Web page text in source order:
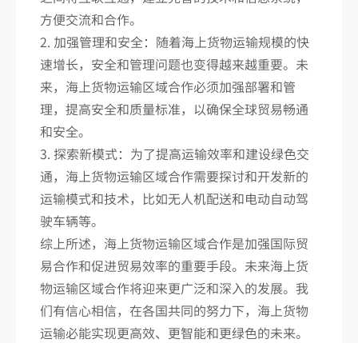
方便交流和合作。
2. 加强管理和安全：随着海上货物运输规模的快
速增长，安全和管理问题也变得越来越重要。未
来，海上货物运输区域合作必须加强部署和管
理，提高安全和质量标准，以确保全球贸易畅通
和安全。
3. 探索新模式：为了提高运输效率和建设绿色交
通，海上货物运输区域合作需要探讨和开发新的
运输模式和技术，比如无人机配送和电动自动驾
驶车辆等。
综上所述，海上货物运输区域合作是加强国际贸
易合作和促进贸易效率的重要手段。未来海上货
物运输区域合作将迎来更广泛和深入的发展。我
们有信心相信，在各国共同的努力下，海上货物
运输必能实现更高效、更智能和更绿色的未来。